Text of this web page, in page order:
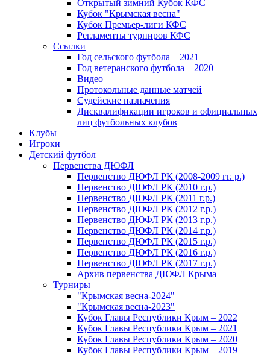
Открытый зимний Кубок КФС
Кубок "Крымская весна"
Кубок Премьер-лиги КФС
Регламенты турниров КФС
Ссылки
Год сельского футбола – 2021
Год ветеранского футбола – 2020
Видео
Протокольные данные матчей
Судейские назначения
Дисквалификации игроков и официальных
лиц футбольных клубов
Клубы
Игроки
Детский футбол
Первенства ДЮФЛ
Первенство ДЮФЛ РК (2008-2009 гг. р.)
Первенство ДЮФЛ РК (2010 г.р.)
Первенство ДЮФЛ РК (2011 г.р.)
Первенство ДЮФЛ РК (2012 г.р.)
Первенство ДЮФЛ РК (2013 г.р.)
Первенство ДЮФЛ РК (2014 г.р.)
Первенство ДЮФЛ РК (2015 г.р.)
Первенство ДЮФЛ РК (2016 г.р.)
Первенство ДЮФЛ РК (2017 г.р.)
Архив первенства ДЮФЛ Крыма
Турниры
"Крымская весна-2024"
"Крымская весна-2023"
Кубок Главы Республики Крым – 2022
Кубок Главы Республики Крым – 2021
Кубок Главы Республики Крым – 2020
Кубок Главы Республики Крым – 2019